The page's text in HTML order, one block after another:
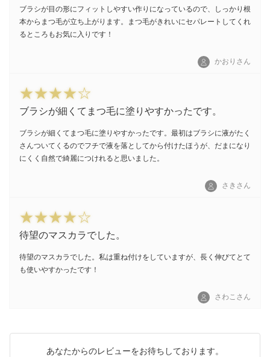
ブラシが目の形にフィットしやすい作りになっているので、しっかり根
本からまつ毛が立ち上がります。まつ毛がきれいにセパレートしてくれ
るところもお気に入りです！
かおりさん
ブラシが細くてまつ毛に塗りやすかったです。
ブラシが細くてまつ毛に塗りやすかったです。最初はブラシに液がたく
さんついてくるのでフチで液を落としてから付けたほうが、だまになり
にくく自然で綺麗につけれると思いました。
さきさん
待望のマスカラでした。
待望のマスカラでした。私は重ね付けをしていますが、長く伸びてとて
も使いやすかったです！
さわこさん
あなたからのレビューをお待ちしております。